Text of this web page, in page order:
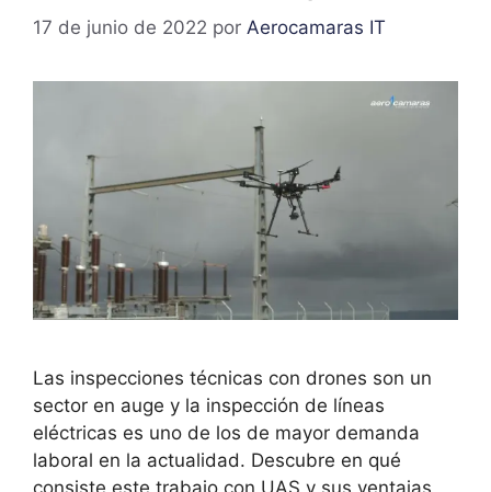
17 de junio de 2022 por Aerocamaras IT
Las inspecciones técnicas con drones son un
sector en auge y la inspección de líneas
eléctricas es uno de los de mayor demanda
laboral en la actualidad. Descubre en qué